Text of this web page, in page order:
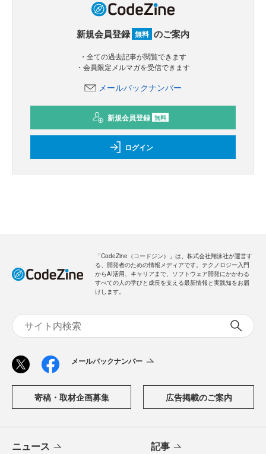
新規会員登録 無料 のご案内
・全ての過去記事が閲覧できます
・会員限定メルマガを受信できます
メールバックナンバー
新規会員登録 無料
ログイン
「CodeZine（コードジン）」は、株式会社翔泳社が運営す
る、開発者のための情報メディアです。テクノロジー入門
からAI活用、キャリアまで、ソフトウェア開発にかかわる
すべての人の学びと成長を支える最新情報と実践知をお届
けします。
メールバックナンバー
寄稿・取材企画募集 広告掲載のご案内
ニュース 記事